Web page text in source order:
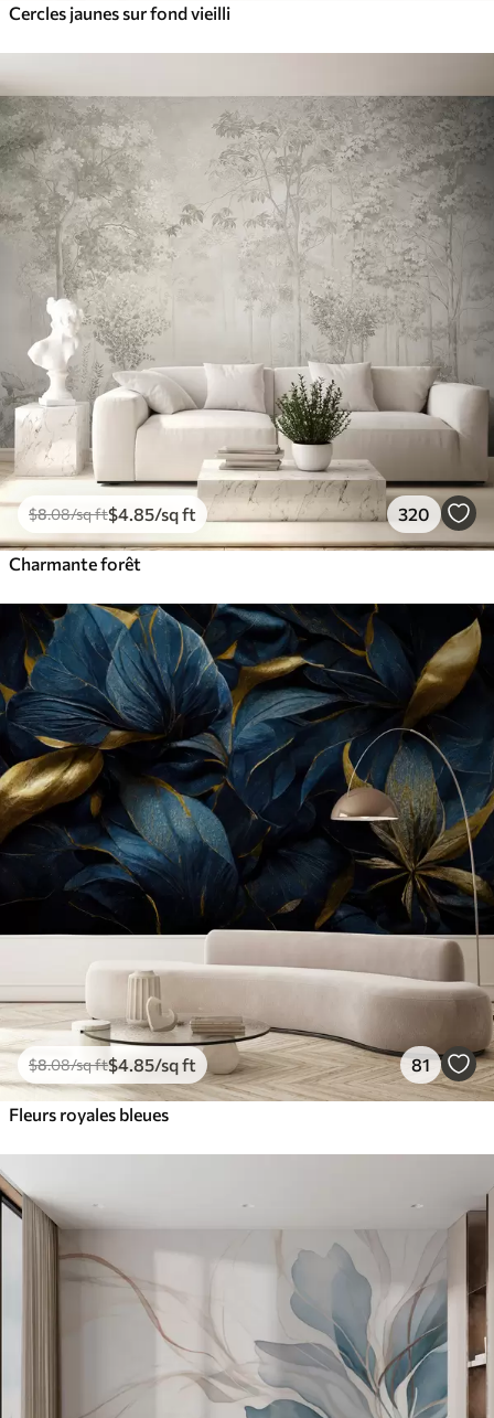
Cercles jaunes sur fond vieilli
$8.08/sq ft$4 .85/sq ft 320
Charmante forêt
$8.08/sq ft$4.85/sq ft 81
Fleurs royales bleues